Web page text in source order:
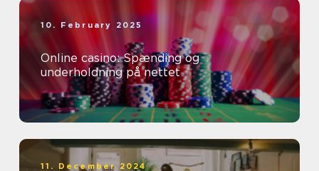
10. February 2025
Online casino: Spænding og
underholdning på nettet
11. December 2024